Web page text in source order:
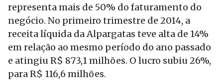
representa mais de 50% do faturamento do
negócio. No primeiro trimestre de 2014, a
receita líquida da Alpargatas teve alta de 14%
em relação ao mesmo período do ano passado
e atingiu R$ 873,1 milhões. O lucro subiu 26%,
para R$ 116,6 milhões.